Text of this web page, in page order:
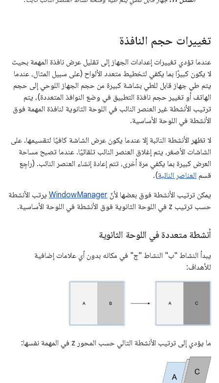
تغييرات حجم النافذة
عندما تؤدي تغييرات إعدادات الجهاز إلى تقليل عرض نافذة المهمة بحيث
لا يكون كبيرًا بما يكفي لتخطيط متعدد الألواح (على سبيل المثال، عندما
يتم طي جهاز قابل للطي بشاشة كبيرة من حجم الجهاز اللوحي إلى حجم
الهاتف أو تغيير حجم نافذة التطبيق في وضع النوافذ المتعددة)، يتم
ترتيب الأنشطة غير العنصر النائب في اللوحة الثانوية لنافذة المهمة فوق
الأنشطة في اللوحة الأساسية.
لا تظهر الأنشطة النائبة إلا عندما يكون عرض الشاشة كافيًا لتقسيمها. على
الشاشات الأصغر، يتم إغلاق العنصر النائب تلقائيًا. عندما تصبح مساحة
العرض كبيرة بما يكفي مرة أخرى، تتم إعادة إنشاء العنصر النائب. (راجِع
قسم العناصر النائبة).
يمكن ترتيب الأنشطة فوق بعضها لأنّ WindowManager يرتب الأنشطة
حسب ترتيب z في اللوحة الثانوية فوق الأنشطة في اللوحة الأساسية.
أنشطة متعددة في اللوحة الثانوية
يبدأ النشاط "ب" النشاط "ج" في مكانه بدون أي علامات إضافية
للأهداف:
ما يؤدي إلى ترتيب الأنشطة التالي حسب المحور z في المهمة نفسها: